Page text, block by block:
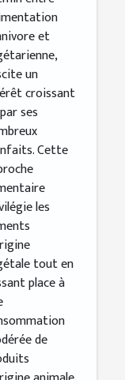
et
un
croissant
ses
Cette
les
tout en
place à
de